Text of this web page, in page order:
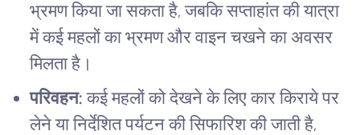
भ्रमण किया जा सकता है, जबकि सप्ताहांत की यात्रा
में कई महलों का भ्रमण और वाइन चखने का अवसर
मिलता है।
परिवहन: कई महलों को देखने के लिए कार किराये पर
लेने या निर्देशित पर्यटन की सिफारिश की जाती है,